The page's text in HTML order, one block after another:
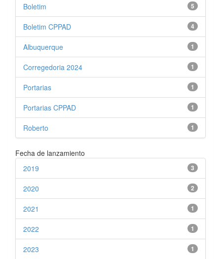
5
Boletim
4
Boletim CPPAD
1
Albuquerque
1
Corregedoria 2024
1
Portarias
1
Portarias CPPAD
1
Roberto
Fecha de lanzamiento
3
2019
2
2020
1
2021
1
2022
1
2023